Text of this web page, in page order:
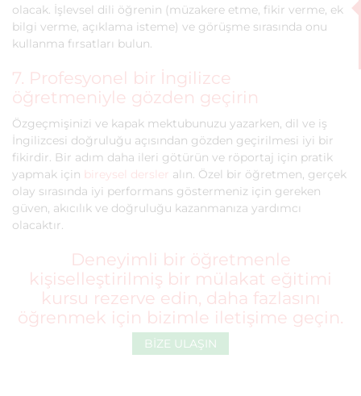
olacak. İşlevsel dili öğrenin (müzakere etme, fikir verme, ek
bilgi verme, açıklama isteme) ve görüşme sırasında onu
kullanma fırsatları bulun.
7. Profesyonel bir İngilizce
öğretmeniyle gözden geçirin
Özgeçmişinizi ve kapak mektubunuzu yazarken, dil ve iş
İngilizcesi doğruluğu açısından gözden geçirilmesi iyi bir
fikirdir. Bir adım daha ileri götürün ve röportaj için pratik
yapmak için bireysel dersler alın. Özel bir öğretmen, gerçek
olay sırasında iyi performans göstermeniz için gereken
güven, akıcılık ve doğruluğu kazanmanıza yardımcı
olacaktır.
Deneyimli bir öğretmenle
kişiselleştirilmiş bir mülakat eğitimi
kursu rezerve edin, daha fazlasını
öğrenmek için bizimle iletişime geçin.
BIZE ULAŞIN